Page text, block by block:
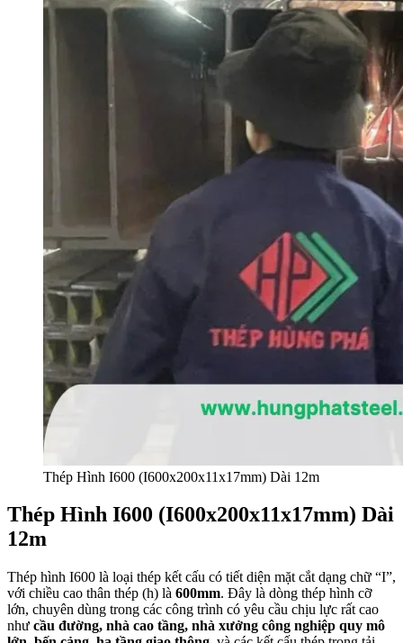
Thép Hình I600 (I600x200x11x17mm) Dài 12m
Thép Hình I600 (I600x200x11x17mm) Dài
12m
Thép hình I600 là loại thép kết cấu có tiết diện mặt cắt dạng chữ “I”,
với chiều cao thân thép (h) là 600mm. Đây là dòng thép hình cỡ
lớn, chuyên dùng trong các công trình có yêu cầu chịu lực rất cao
như cầu đường, nhà cao tầng, nhà xưởng công nghiệp quy mô